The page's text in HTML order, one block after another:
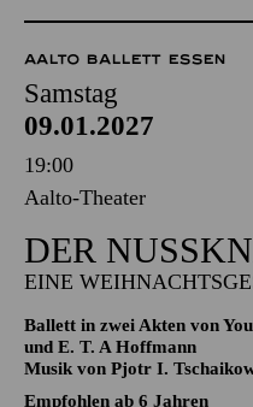
8,00 €
AALTO BALLETT ESSEN
Samstag
09.01.2027
19:00
Aalto-Theater
DER
EINE
Ballett in zwei Akten von